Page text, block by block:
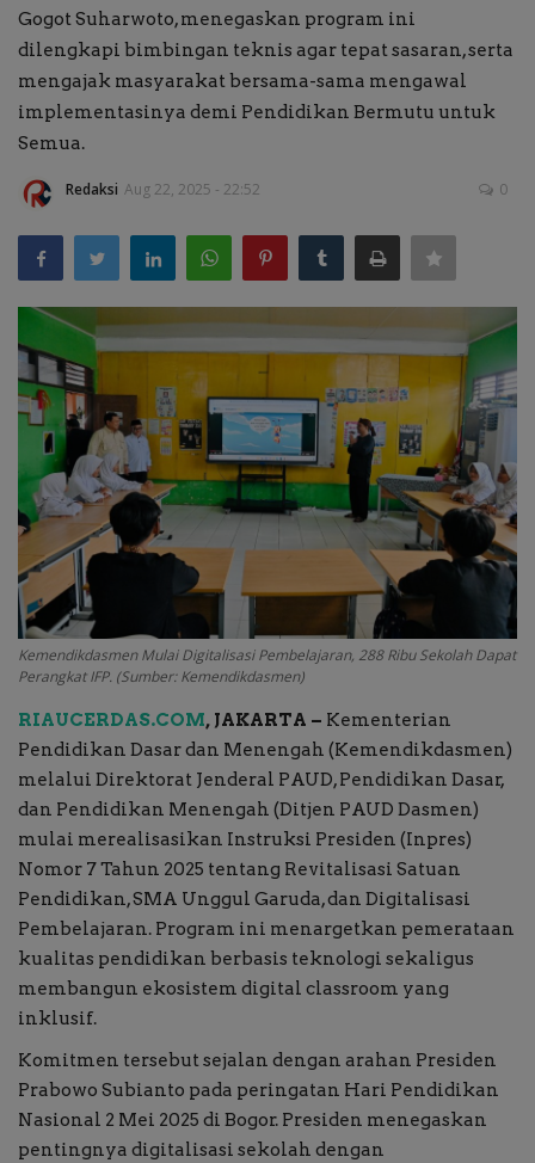
Kabar Kampus
Kabar Sekolah
Tau Nggak?
Perspektif Pakar
Pariwara
Kabar Beasiswa
Vocation Ways
Buku
Alam Raya
Kolom
Galeri Foto
Gogot Suharwoto, menegaskan program ini
dilengkapi bimbingan teknis agar tepat sasaran, serta
mengajak masyarakat bersama-sama mengawal
implementasinya demi Pendidikan Bermutu untuk
Semua.
Redaksi Aug 22, 2025 - 22:52 0
Kemendikdasmen Mulai Digitalisasi Pembelajaran, 288 Ribu Sekolah Dapat
Perangkat IFP. (Sumber: Kemendikdasmen)
RIAUCERDAS.COM, JAKARTA – Kementerian
Pendidikan Dasar dan Menengah (Kemendikdasmen)
melalui Direktorat Jenderal PAUD, Pendidikan Dasar,
dan Pendidikan Menengah (Ditjen PAUD Dasmen)
mulai merealisasikan Instruksi Presiden (Inpres)
Nomor 7 Tahun 2025 tentang Revitalisasi Satuan
Pendidikan, SMA Unggul Garuda, dan Digitalisasi
Pembelajaran. Program ini menargetkan pemerataan
kualitas pendidikan berbasis teknologi sekaligus
membangun ekosistem digital classroom yang
inklusif.
Komitmen tersebut sejalan dengan arahan Presiden
Prabowo Subianto pada peringatan Hari Pendidikan
Nasional 2 Mei 2025 di Bogor. Presiden menegaskan
pentingnya digitalisasi sekolah dengan